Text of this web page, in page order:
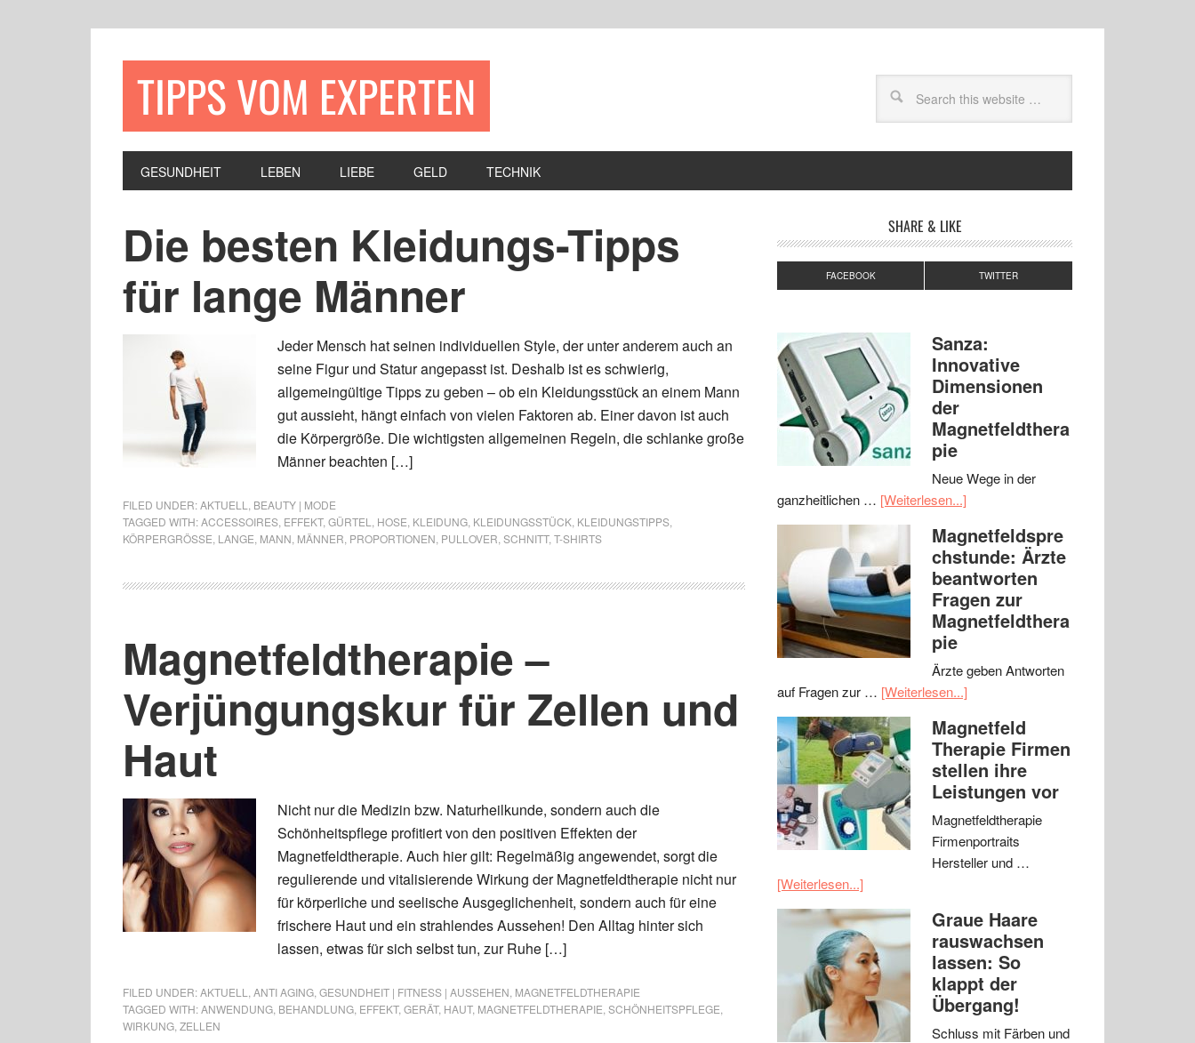
TIPPS VOM EXPERTEN
GESUNDHEIT LEBEN LIEBE GELD TECHNIK
Die besten Kleidungs-Tipps
für lange Männer
Jeder Mensch hat seinen individuellen Style, der unter anderem auch an
seine Figur und Statur angepasst ist. Deshalb ist es schwierig,
allgemeingültige Tipps zu geben – ob ein Kleidungsstück an einem Mann
gut aussieht, hängt einfach von vielen Faktoren ab. Einer davon ist auch
die Körpergröße. Die wichtigsten allgemeinen Regeln, die schlanke große
Männer beachten […]
FILED UNDER:AKTUELL
BEAUTY | MODE
TAGGED WITH:ACCESSOIRES EFFEKT, GÜRTEL HOSE KLEIDUNG KLEIDUNGSSTÜCK KLEIDUNGSTIPPS
KÖRPERGRÖSSE
LANGE MANN MÄNNER PROPORTIONEN PULLOVER SCHNITT, T-SHIRTS
Magnetfeldtherapie –
Verjüngungskur für Zellen und
Haut
Nicht nur die Medizin bzw. Naturheilkunde, sondern auch die
Schönheitspflege profitiert von den positiven Effekten der
Magnetfeldtherapie. Auch hier gilt: Regelmäßig angewendet, sorgt die
regulierende und vitalisierende Wirkung der Magnetfeldtherapie nicht nur
für körperliche und seelische Ausgeglichenheit, sondern auch für eine
frischere Haut und ein strahlendes Aussehen! Den Alltag hinter sich
lassen, etwas für sich selbst tun, zur Ruhe […]
FILED UNDER:AKTUELL ANTI AGING GESUNDHEIT | FITNESS | AUSSEHEN MAGNETFELDTHERAPIE
TAGGED WITH:ANWENDUNG BEHANDLUNG EFFEKT, GERÄT, HAUT, MAGNETFELDTHERAPIE SCHÖNHEITSPFLEGE
WIRKUNG ZELLEN
SHARE & LIKE
FACEBOOK TWITTER
Sanza:
Innovative
Dimensionen
der
Magnetfeldthera
pie
Neue Wege in der
ganzheitlichen … [Weiterlesen...]
Magnetfeldspre
chstunde: Ärzte
beantworten
Fragen zur
Magnetfeldthera
pie
Ärzte geben Antworten
auf Fragen zur … [Weiterlesen...]
Magnetfeld
Therapie Firmen
stellen ihre
Leistungen vor
Magnetfeldtherapie
Firmenportraits
Hersteller und …
[Weiterlesen...]
Graue Haare
rauswachsen
lassen: So
klappt der
Übergang!
Schluss mit Färben und